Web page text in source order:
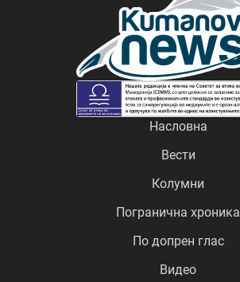
Насловна
Вести
Колумни
Погранична хроника
По допрен глас
Видео